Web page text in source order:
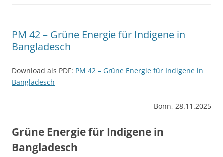
PM 42 – Grüne Energie für Indigene in
Bangladesch
Download als PDF: PM 42 – Grüne Energie für Indigene in
Bangladesch
Bonn, 28.11.2025
Grüne Energie für Indigene in
Bangladesch